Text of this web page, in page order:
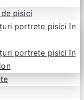
pisici
portrete pisici în
portrete pisici în